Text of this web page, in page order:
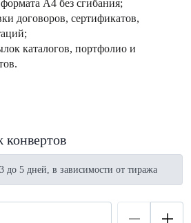
А4 без сгибания;
договоров, сертификатов,
каталогов, портфолио и
до 5 дней, в зависимости от тиража